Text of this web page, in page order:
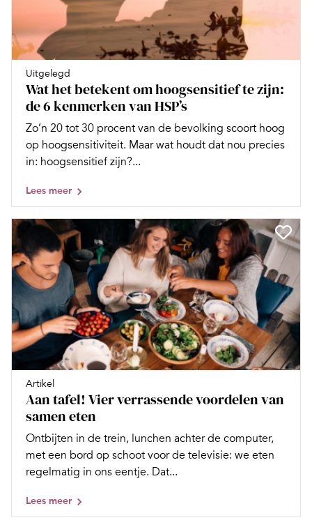
Uitgelegd
Wat het betekent om hoogsensitief te zijn:
de 6 kenmerken van HSP’s
Zo’n 20 tot 30 procent van de bevolking scoort hoog
op hoogsensitiviteit. Maar wat houdt dat nou precies
in: hoogsensitief zijn?...
Lees meer
Artikel
Aan tafel! Vier verrassende voordelen van
samen eten
Ontbijten in de trein, lunchen achter de computer,
met een bord op schoot voor de televisie: we eten
regelmatig in ons eentje. Dat...
Lees meer